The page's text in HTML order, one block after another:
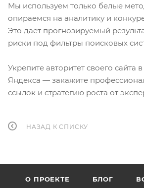
Мы используем только белые
опираемся на аналитику и
Это даёт прогнозируемый
риски под фильтры поисковых
Укрепите авторитет своего сайта
Яндекса — закажите
ссылок и стратегию роста от
НАЗАД К СПИСКУ
О ПРОЕКТЕ БЛОГ